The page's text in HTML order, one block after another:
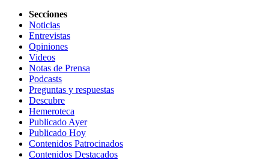
Secciones
Noticias
Entrevistas
Opiniones
Videos
Notas de Prensa
Podcasts
Preguntas y respuestas
Descubre
Hemeroteca
Publicado Ayer
Publicado Hoy
Contenidos Patrocinados
Contenidos Destacados